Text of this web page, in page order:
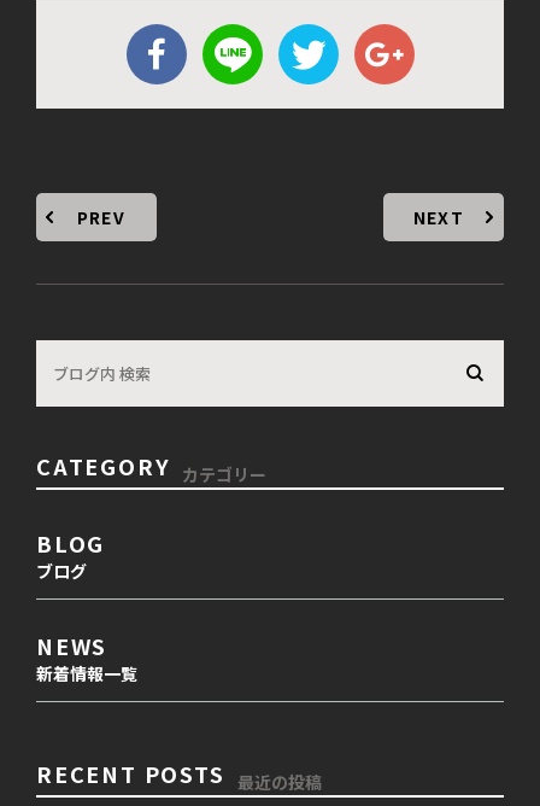
PREV NEXT
CATEGORY カテゴリー
BLOG
ブログ
NEWS
新着情報一覧
RECENT POSTS 最近の投稿